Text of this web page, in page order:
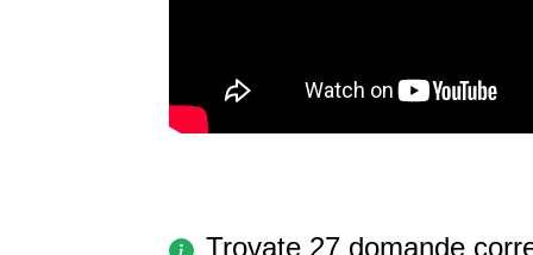
Trovate 27 domande